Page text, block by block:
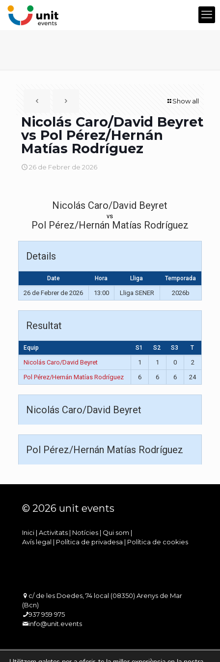
Show all
Nicolás Caro/David Beyret
vs Pol Pérez/Hernán
Matías Rodríguez
26 de Febrer de 2026
Nicolás Caro/David Beyret
vs
Pol Pérez/Hernán Matías Rodríguez
Details
Date Hora Lliga Temporada
26 de Febrer de 2026 13:00 Lliga SENER 2026b
Resultat
Equip S1 S2 S3 T
Nicolás Caro/David Beyret 1 1 0
2
Pol Pérez/Hernán Matías Rodríguez
6 6 6 24
Nicolás Caro/David Beyret
Pol Pérez/Hernán Matías Rodríguez
© 2026 unit events
Inici | Activitats | Notícies | Qui som |
Avís legal | Política de privadesa | Política de cookies
c/ de les Doedes, 74 local (08350) Arenys de Mar
(Bcn)
937 959 975
info@unit.events